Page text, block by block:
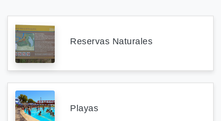
Reservas Naturales
Playas